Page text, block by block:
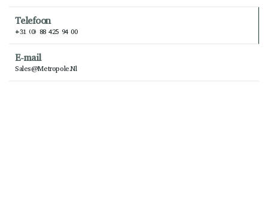
Telefoon
+31 (0) 88 425 94 00
E-mail
Sales@metropole.nl